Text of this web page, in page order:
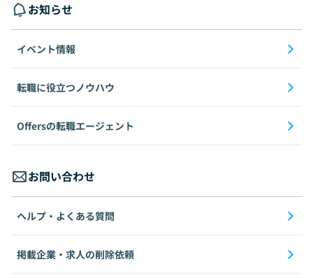
お知らせ
イベント情報
転職に役立つノウハウ
Offersの転職エージェント
お問い合わせ
ヘルプ・よくある質問
掲載企業・求人の削除依頼